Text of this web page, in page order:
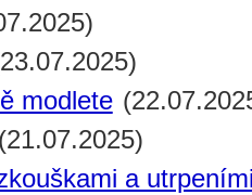
modlete
(21.07.2025)
a